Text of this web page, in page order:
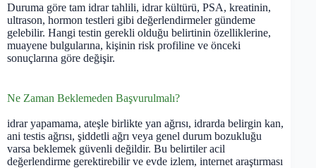
Duruma göre tam idrar tahlili, idrar kültürü, PSA, kreatinin,
ultrason, hormon testleri gibi değerlendirmeler gündeme
gelebilir. Hangi testin gerekli olduğu belirtinin özelliklerine,
muayene bulgularına, kişinin risk profiline ve önceki
sonuçlarına göre değişir.
Ne Zaman Beklemeden Başvurulmalı?
idrar yapamama, ateşle birlikte yan ağrısı, idrarda belirgin kan,
ani testis ağrısı, şiddetli ağrı veya genel durum bozukluğu
varsa beklemek güvenli değildir. Bu belirtiler acil
değerlendirme gerektirebilir ve evde izlem, internet araştırması